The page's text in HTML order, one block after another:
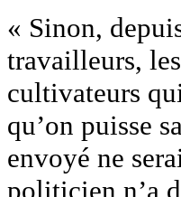
« Sinon,
travailleurs,
cultivateurs
qu’on puisse
envoyé ne
politicien n’a